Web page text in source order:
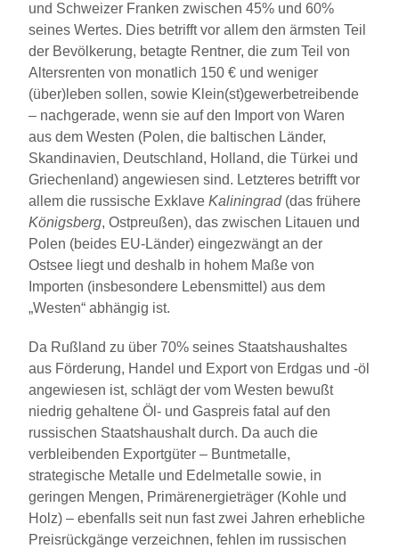
und Schweizer Franken zwischen 45% und 60%
seines Wertes. Dies betrifft vor allem den ärmsten Teil
der Bevölkerung, betagte Rentner, die zum Teil von
Altersrenten von monatlich 150 € und weniger
(über)leben sollen, sowie Klein(st)gewerbetreibende
– nachgerade, wenn sie auf den Import von Waren
aus dem Westen (Polen, die baltischen Länder,
Skandinavien, Deutschland, Holland, die Türkei und
Griechenland) angewiesen sind. Letzteres betrifft vor
allem die russische ExklaveKaliningrad(das frühere
Königsberg, Ostpreußen), das zwischen Litauen und
Polen (beides EU-Länder) eingezwängt an der
Ostsee liegt und deshalb in hohem Maße von
Importen (insbesondere Lebensmittel) aus dem
„Westen“ abhängig ist.
Da Rußland zu über 70% seines Staatshaushaltes
aus Förderung, Handel und Export von Erdgas und -öl
angewiesen ist, schlägt der vom Westen bewußt
niedrig gehaltene Öl- und Gaspreis fatal auf den
russischen Staatshaushalt durch. Da auch die
verbleibenden Exportgüter – Buntmetalle,
strategische Metalle und Edelmetalle sowie, in
geringen Mengen, Primärenergieträger (Kohle und
Holz) – ebenfalls seit nun fast zwei Jahren erhebliche
Preisrückgänge verzeichnen, fehlen im russischen